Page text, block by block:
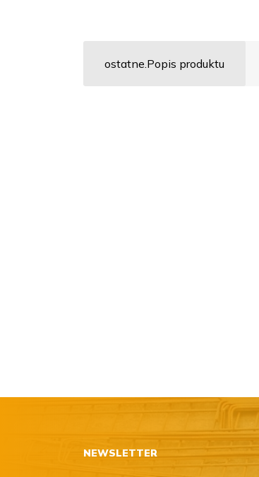
ostatne.Popis produktu
NEWSLETTER